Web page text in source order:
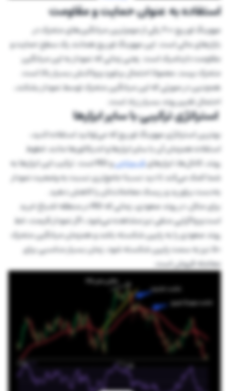
استفاده به عنوان حمایت و مقاومت
مووینگ اوریج 200 یکی از مهم‌ترین میانگین‌های متحرک در
بازارهای مالی است. این مووینگ اوریج همانند یک سطح حمایت و
مقاومت داینامیک است. یعنی زمانی که نمودار به این میانگین
متحرک برسد، معمولا احتمال برخورد و واکنش بسیار بالا است.
همچنین در صورتی که این میانگین متحرک توسط نمودار بشکند،
احتمال تغییر روند بسیار زیاد است.
استراتژی ترکیبی با سایر ابزارها
بهترین استراتژی مووینگ اوریج که می‌توانید استفاده کنید،
استفاده همزمان آن با سایر ابزارها و اندیکاتورها مانند خطوط
روند، کانال‌ها، ابزارهایفیبوناچی
و RSI است. ترکیب این ابزارها به
شما کمک می‌کند تا دید نسبتا جامع‌تری نسبت به وضعیت نمودار
به‌دست بیاورید و ریسک معاملات‌تان را کاهش دهید.
برای مثال، در روند صعودی، زمانی که RSI در منطقه اشباع خرید
است و واگرایی منفی نیز مشاهده می‌شود، اگر نمودار قیمت، خط
روند صعودی را به پایین شکسته باشد و همزمان میانگین متحرک
50 نیز به سمت پایین شکسته شود، زمان بسیار مناسبی برای
معامله فروش است.